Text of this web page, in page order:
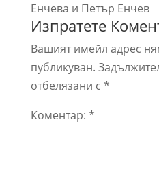
Енчева и Петър Енчев
Изпратете
Вашият имейл адрес
публикуван.
отбелязани с *
Коментар: *